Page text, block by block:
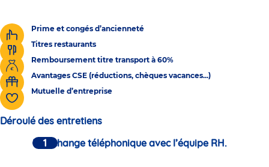
Prime et congés d’ancienneté
Titres restaurants
Remboursement titre transport à 60%
Avantages CSE (réductions, chèques vacances...)
Mutuelle d’entreprise
Déroulé des entretiens
Un échange téléphonique avec l’équipe RH.